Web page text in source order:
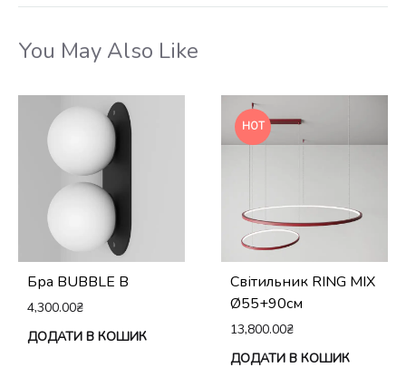
You May Also Like
Бра BUBBLE B
4,300.00₴
ДОДАТИ В КОШИК
HOT
Світильник RING MIX
Ø55+90см
13,800.00₴
ДОДАТИ В КОШИК